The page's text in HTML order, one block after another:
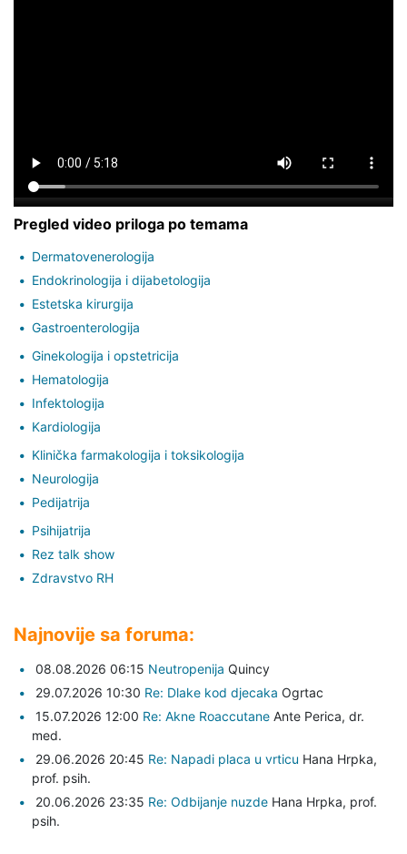
Pregled video priloga po temama
Dermatovenerologija
Endokrinologija i dijabetologija
Estetska kirurgija
Gastroenterologija
Ginekologija i opstetricija
Hematologija
Infektologija
Kardiologija
Klinička farmakologija i toksikologija
Neurologija
Pedijatrija
Psihijatrija
Rez talk show
Zdravstvo RH
Najnovije sa foruma:
08.08.2026 06:15 Neutropenija Quincy
29.07.2026 10:30 Re: Dlake kod djecaka Ogrtac
15.07.2026 12:00 Re: Akne Roaccutane Ante Perica, dr.
med.
29.06.2026 20:45 Re: Napadi placa u vrticu Hana Hrpka,
prof. psih.
20.06.2026 23:35 Re: Odbijanje nuzde Hana Hrpka, prof.
psih.